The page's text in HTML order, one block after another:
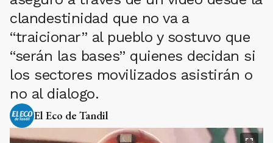
clandestinidad que no va a
“traicionar” al pueblo y sostuvo que
“serán las bases” quienes decidan si
los sectores movilizados asistirán o
no al dialogo.
El Eco de Tandil